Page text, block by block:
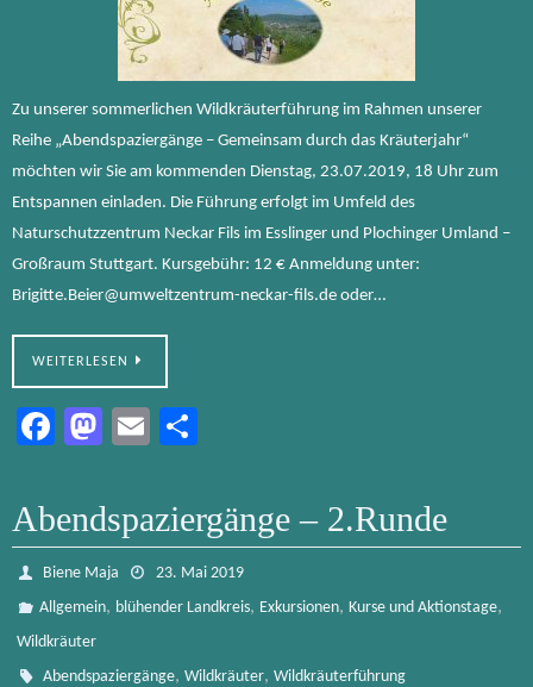
Zu unserer sommerlichen Wildkräuterführung im Rahmen unserer
Reihe „Abendspaziergänge – Gemeinsam durch das Kräuterjahr“
möchten wir Sie am kommenden Dienstag, 23.07.2019, 18 Uhr zum
Entspannen einladen. Die Führung erfolgt im Umfeld des
Naturschutzzentrum Neckar Fils im Esslinger und Plochinger Umland –
Großraum Stuttgart. Kursgebühr: 12 € Anmeldung unter:
Brigitte.Beier@umweltzentrum-neckar-fils.de oder…
WEITERLESEN
Fa
o
ok
M
to
d
o
n
E
ail
Abendspaziergänge – 2.Runde
Biene Maja
23. Mai 2019
Allgemein, blühender Landkreis, Exkursionen,Kurse und Aktionstage,
Wildkräuter
Abendspaziergänge,Wildkräuter,Wildkräuterführung